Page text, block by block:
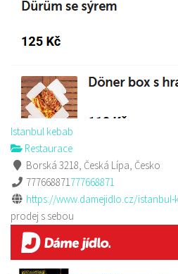
Istanbul kebab
Restaurace
Borská 3218, Česká Lípa, Česko
777668871777668871
https://www.damejidlo.cz/istanbul-
prodej s sebou